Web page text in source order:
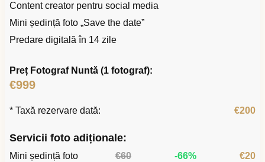
Content creator pentru social media
Mini ședință foto „Save the date”
Predare digitală în 14 zile
Preț Fotograf Nuntă (1 fotograf):
€999
* Taxă rezervare dată: €200
Servicii foto adiționale:
Mini ședință foto €60 -66%
€20